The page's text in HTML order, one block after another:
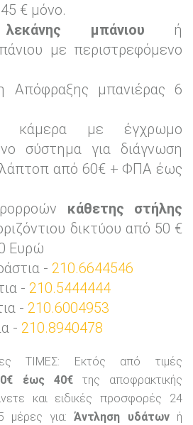
€ μόνο.
μπάνιου ή
με περιστρεφόμενο
Απόφραξης μπανιέρας 6
κάμερα με έγχρωμο
σύστημα για διάγνωση
από 60€ + ΦΠΑ έως
κάθετης στήλης
δικτύου από 50 €
Ευρώ
- 210.6644546
- 210.5444444
- 210.6004953
- 210.8940478
ΤΙΜΕΣ: Εκτός από τιμές
έως 40€της αποφρακτικής
και ειδικές προσφορές 24
για: Άντληση υδάτωνή